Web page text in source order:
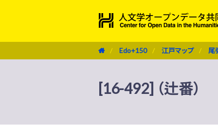
Edo+150 江戸マップ 尾
[16-492] （辻番）